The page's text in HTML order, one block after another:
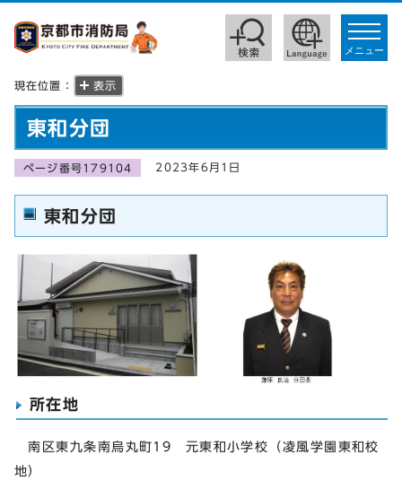
toggle
メニュー
現在位置： 表示
東和分団
ページ番号179104 2023年6月1日
東和分団
所在地
南区東九条南烏丸町19 元東和小学校（凌風学園東和校
地）